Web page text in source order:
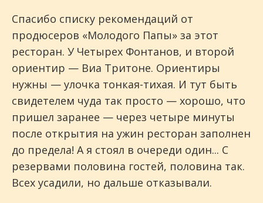
Спасибо списку рекомендаций от
продюсеров «Молодого Папы» за этот
ресторан. У Четырех Фонтанов, и второй
ориентир — Виа Тритоне. Ориентиры
нужны — улочка тонкая-тихая. И тут быть
свидетелем чуда так просто — хорошо, что
пришел заранее — через четыре минуты
после открытия на ужин ресторан заполнен
до предела! А я стоял в очереди один... С
резервами половина гостей, половина так.
Всех усадили, но дальше отказывали.